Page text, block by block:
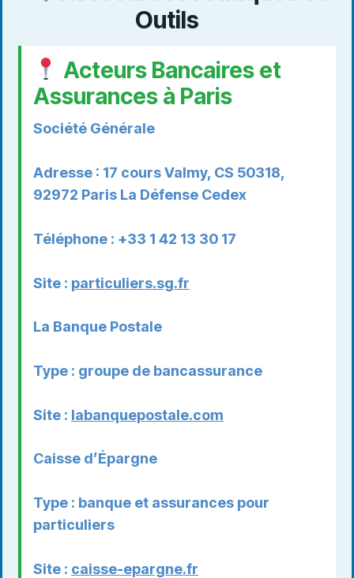
Outils
Acteurs Bancaires et
Assurances à Paris
Société Générale
Adresse : 17 cours Valmy, CS 50318,
92972 Paris La Défense Cedex
Téléphone : +33 1 42 13 30 17
Site : particuliers.sg.fr
La Banque Postale
Type : groupe de bancassurance
Site : labanquepostale.com
Caisse d’Épargne
Type : banque et assurances pour
particuliers
Site : caisse-epargne.fr